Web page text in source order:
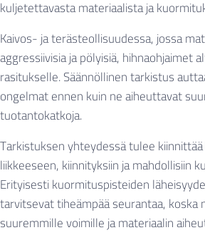
kuljetettavasta materiaalista ja
Kaivos- ja terästeollisuudessa, jossa
aggressiivisia ja pölyisiä, hihnaohjaimet
rasitukselle. Säännöllinen tarkistus
ongelmat ennen kuin ne aiheuttavat
tuotantokatkoja.
Tarkistuksen yhteydessä tulee
liikkeeseen, kiinnityksiin ja mahdollisiin
Erityisesti kuormituspisteiden
tarvitsevat tiheämpää seurantaa, koska
suuremmille voimille ja materiaalin